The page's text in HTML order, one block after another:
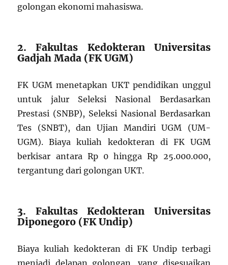
golongan ekonomi mahasiswa.
2. Fakultas Kedokteran Universitas
Gadjah Mada (FK UGM)
FK UGM menetapkan UKT pendidikan unggul
untuk jalur Seleksi Nasional Berdasarkan
Prestasi (SNBP), Seleksi Nasional Berdasarkan
Tes (SNBT), dan Ujian Mandiri UGM (UM-
UGM). Biaya kuliah kedokteran di FK UGM
berkisar antara Rp 0 hingga Rp 25.000.000,
tergantung dari golongan UKT.
3. Fakultas Kedokteran Universitas
Diponegoro (FK Undip)
Biaya kuliah kedokteran di FK Undip terbagi